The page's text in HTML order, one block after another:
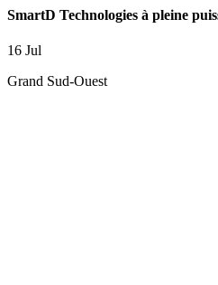
SmartD Technologies à pleine
16 Jul
Grand Sud-Ouest